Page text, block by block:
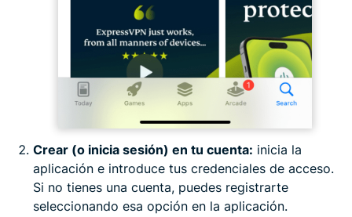
Crear (o inicia sesión) en tu cuenta: inicia la
aplicación e introduce tus credenciales de acceso.
Si no tienes una cuenta, puedes registrarte
seleccionando esa opción en la aplicación.